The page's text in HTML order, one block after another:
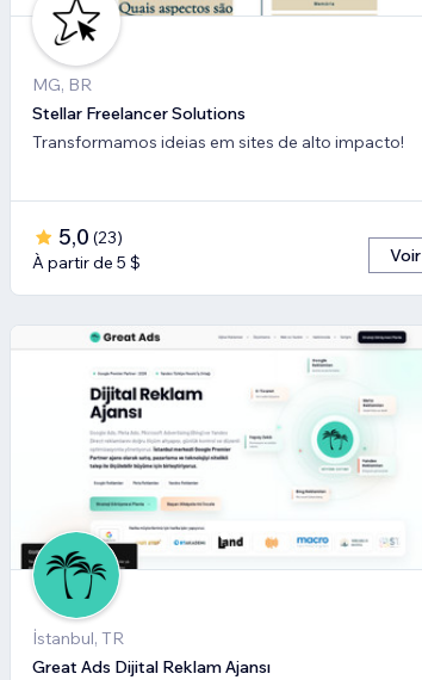
MG, BR
Stellar Freelancer Solutions
Transformamos ideias em sites de alto impacto!
5,0 (23)
À partir de 5 $
Voir
İstanbul, TR
Great Ads Dijital Reklam Ajansı